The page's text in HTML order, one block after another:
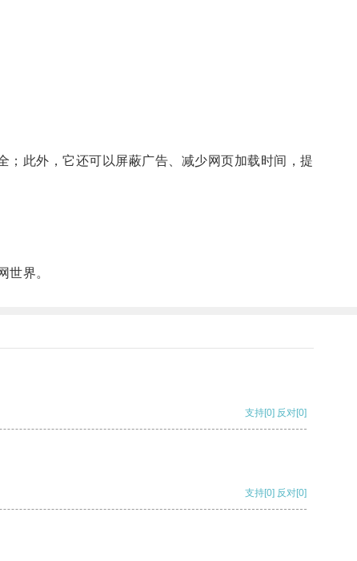
此外，它还可以屏蔽广告、减少网页加载时间，提
界。
支持[0] 反对[0]
支持[0] 反对[0]